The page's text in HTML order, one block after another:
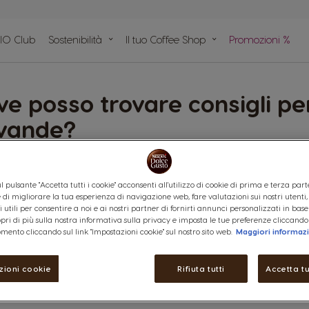
Club Sostenibilità Il tuo Coffee Shop Promozioni %
posso trovare consigli
per la preparazione delle bevande sono chiaramente riportati
Dolce Gusto® è la possibilità di dosare l'intensità della
pulsante "Accetta tutti i cookie" acconsenti all'utilizzo di cookie di prima e terza
di migliorare la tua esperienza di navigazione web, fare valutazioni sui nostri
utili per consentire a noi e ai nostri partner di fornirti annunci personalizzati in
di più sulla nostra informativa sulla privacy e imposta le tue preferenze
cliccando sul link "Impostazioni cookie" sul nostro sito web. Maggiori
cookie Rifiuta tutti Accetta